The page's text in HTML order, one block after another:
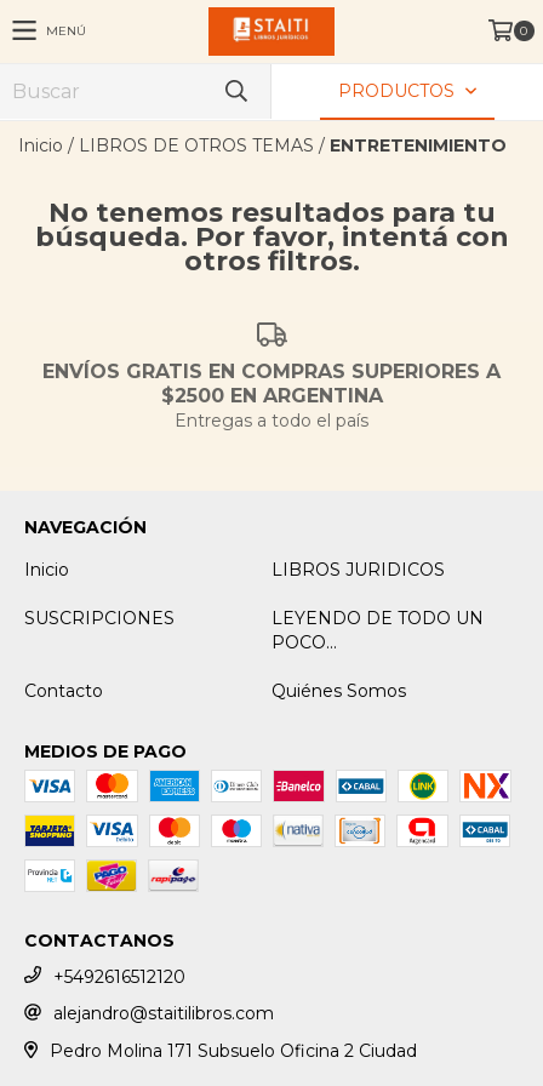
MENÚ 0
PRODUCTOS
Inicio / LIBROS DE OTROS TEMAS / ENTRETENIMIENTO
No tenemos resultados para tu
búsqueda. Por favor, intentá con
otros filtros.
ENVÍOS GRATIS EN COMPRAS SUPERIORES A
$2500 EN ARGENTINA
Entregas a todo el país
NAVEGACIÓN
Inicio
LIBROS JURIDICOS
SUSCRIPCIONES
LEYENDO DE TODO UN
POCO...
Contacto Quiénes Somos
MEDIOS DE PAGO
CONTACTANOS
+5492616512120
alejandro@staitilibros.com
Pedro Molina 171 Subsuelo Oficina 2 Ciudad